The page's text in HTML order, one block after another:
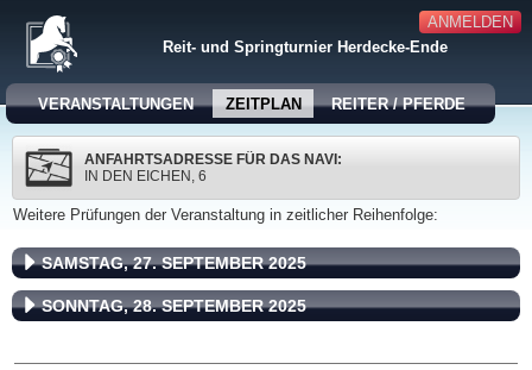
ANMELDEN
Reit- und Springturnier Herdecke-Ende
VERANSTALTUNGEN ZEITPLAN REITER / PFERDE
ANFAHRTSADRESSE FÜR DAS NAVI:
IN DEN EICHEN, 6
Weitere Prüfungen der Veranstaltung in zeitlicher Reihenfolge:
SAMSTAG, 27. SEPTEMBER 2025
SONNTAG, 28. SEPTEMBER 2025